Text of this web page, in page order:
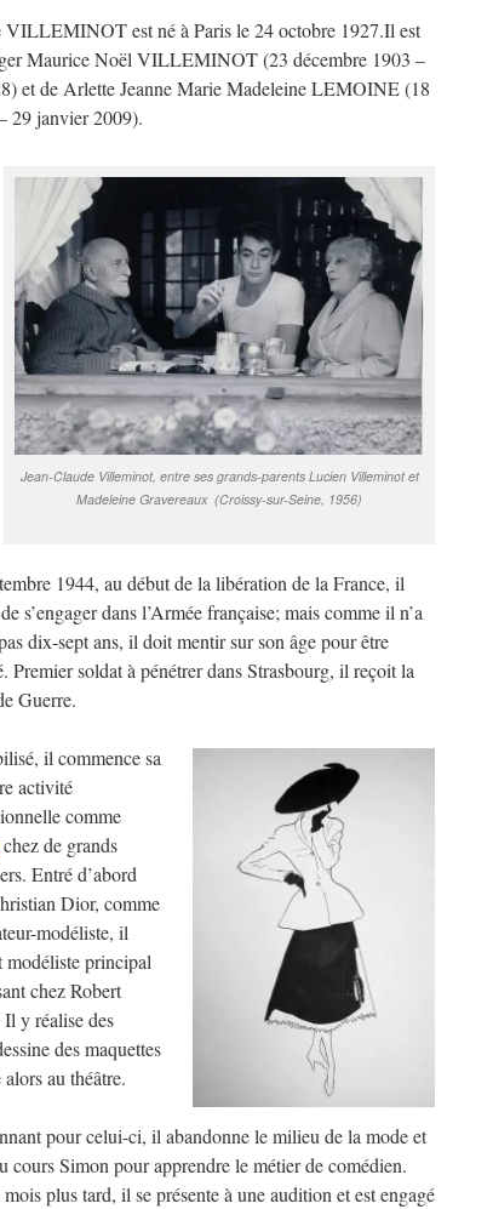
VILLEMINOT est né à Paris le 24 octobre 1927.Il est
Maurice Noël VILLEMINOT (23 décembre 1903 –
et de Arlette Jeanne Marie Madeleine LEMOINE (18
29 janvier 2009).
Jean-Claude Villeminot, entre ses grands-parents Lucien Villeminot et
Madeleine Gravereaux (Croissy-sur-Seine, 1956)
1944, au début de la libération de la France, il
s’engager dans l’Armée française; mais comme il n’a
dix-sept ans, il doit mentir sur son âge pour être
Premier soldat à pénétrer dans Strasbourg, il reçoit la
Guerre.
il commence sa
activité
comme
chez de grands
Entré d’abord
Dior, comme
modéliste, il
modéliste principal
chez Robert
y réalise des
des maquettes
au théâtre.
pour celui-ci, il abandonne le milieu de la mode et
cours Simon pour apprendre le métier de comédien.
plus tard, il se présente à une audition et est engagé